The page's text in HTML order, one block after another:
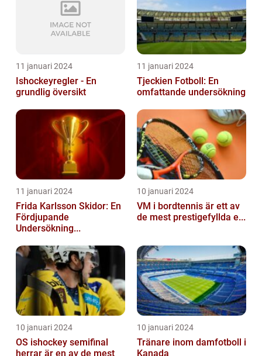
11 januari 2024
Ishockeyregler - En
grundlig översikt
11 januari 2024
Tjeckien Fotboll: En
omfattande undersökning
11 januari 2024
Frida Karlsson Skidor: En
Fördjupande
Undersökning...
10 januari 2024
VM i bordtennis är ett av
de mest prestigefyllda e...
10 januari 2024
OS ishockey semifinal
herrar är en av de mest
10 januari 2024
Tränare inom damfotboll i
Kanada